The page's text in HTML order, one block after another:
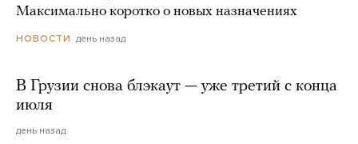
Максимально коротко о новых назначениях
НОВОСТИ день назад
В Грузии снова блэкаут — уже третий с конца
июля
день назад